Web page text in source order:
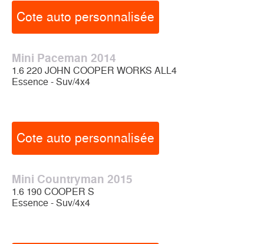
Cote auto personnalisée
Mini Paceman 2014
1.6 220 JOHN COOPER WORKS ALL4
Essence - Suv/4x4
Cote auto personnalisée
Mini Countryman 2015
1.6 190 COOPER S
Essence - Suv/4x4